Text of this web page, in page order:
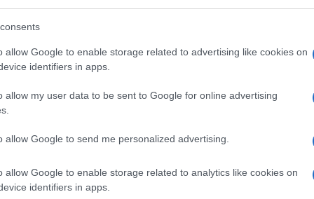
allow Google to enable storage related to advertising like cookies on
identifiers in apps.
allow my user data to be sent to Google for online advertising
allow Google to send me personalized advertising.
allow Google to enable storage related to analytics like cookies on
identifiers in apps.
VEDI TUTTI →
INVESTIMENTI
Tokenizzazione dei
fondi monetari: come
valore
Edoardo Marchesi · 3 Ago
INVESTIMENTI
Novembre 2026:
Educazione
Assicurativa e